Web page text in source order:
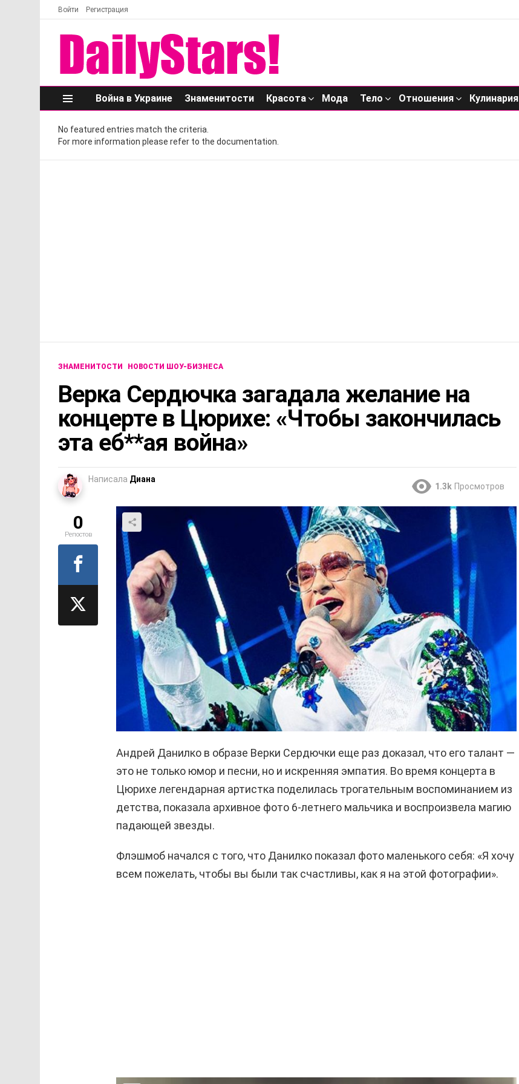
Войти Регистрация
Меню
Война в Украине Знаменитости Красота Мода Тело Отношения Кулинария
No featured entries match the criteria.
For more information please refer to the documentation.
ЗНАМЕНИТОСТИ НОВОСТИ ШОУ-БИЗНЕСА
Верка Сердючка загадала желание на
концерте в Цюрихе: «Чтобы закончилась
эта еб**ая война»
Написала Диана
1.3k Просмотров
Андрей Данилко в образе Верки Сердючки еще раз доказал, что его талант —
это не только юмор и песни, но и искренняя эмпатия. Во время концерта в
Цюрихе легендарная артистка поделилась трогательным воспоминанием из
детства, показала архивное фото 6-летнего мальчика и воспроизвела магию
падающей звезды.
Флэшмоб начался с того, что Данилко показал фото маленького себя: «Я хочу
всем пожелать, чтобы вы были так счастливы, как я на этой фотографии».
0
Репостов